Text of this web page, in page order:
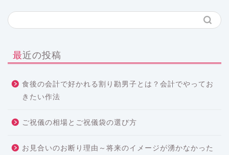
最近の投稿
食後の会計で好かれる割り勘男子とは？会計でやってお
きたい作法
ご祝儀の相場とご祝儀袋の選び方
お見合いのお断り理由～将来のイメージが湧かなかった